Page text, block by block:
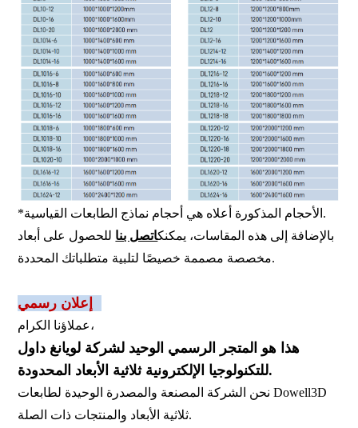
*الأحجام المذكورة أعلاه هي أحجام نماذج الطابعات القياسية.
بالإضافة إلى هذه المقاسات، يمكنكاتصل بنا للحصول على أبعاد
مخصصة مصممة خصيصًا لتلبية متطلباتك المحددة.
عملاؤنا الكرام،
هذا هو المتجر الرسمي الوحيد لشركة لويانغ داول
للتكنولوجيا الإلكترونية ثلاثية الأبعاد المحدودة.
نحن الشركة المصنعة والمصدرة الوحيدة لطابعات Dowell3D
ثلاثية الأبعاد والمنتجات ذات الصلة.